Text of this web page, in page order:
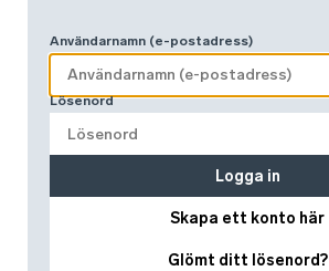
Användarnamn (e-postadress)
Lösenord
Skapa ett konto här
Glömt ditt lösenord?
Logga in